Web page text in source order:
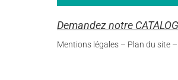
Demandez notre
Mentions légales – Plan du site –